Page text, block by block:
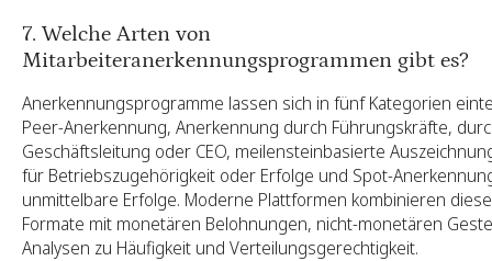
7. Welche Arten von
Mitarbeiteranerkennungsprogrammen gibt es?
Anerkennungsprogramme lassen sich in fünf Kategorien
Peer-Anerkennung, Anerkennung durch Führungskräfte,
Geschäftsleitung oder CEO, meilensteinbasierte
für Betriebszugehörigkeit oder Erfolge und Spot-
unmittelbare Erfolge. Moderne Plattformen kombinieren diese
Formate mit monetären Belohnungen, nicht-monetären
Analysen zu Häufigkeit und Verteilungsgerechtigkeit.